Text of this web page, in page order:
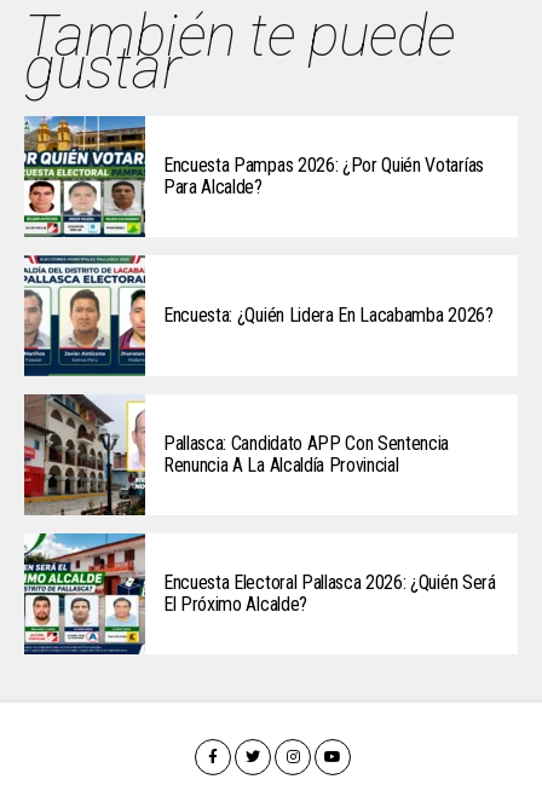
También te puede
gustar
Encuesta Pampas 2026: ¿Por Quién Votarías
Para Alcalde?
Encuesta: ¿Quién Lidera En Lacabamba 2026?
Pallasca: Candidato APP Con Sentencia
Renuncia A La Alcaldía Provincial
Encuesta Electoral Pallasca 2026: ¿Quién Será
El Próximo Alcalde?